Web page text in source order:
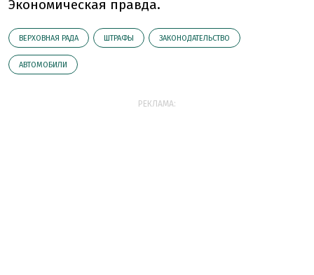
Экономическая правда.
ВЕРХОВНАЯ РАДА ШТРАФЫ ЗАКОНОДАТЕЛЬСТВО
АВТОМОБИЛИ
РЕКЛАМА: